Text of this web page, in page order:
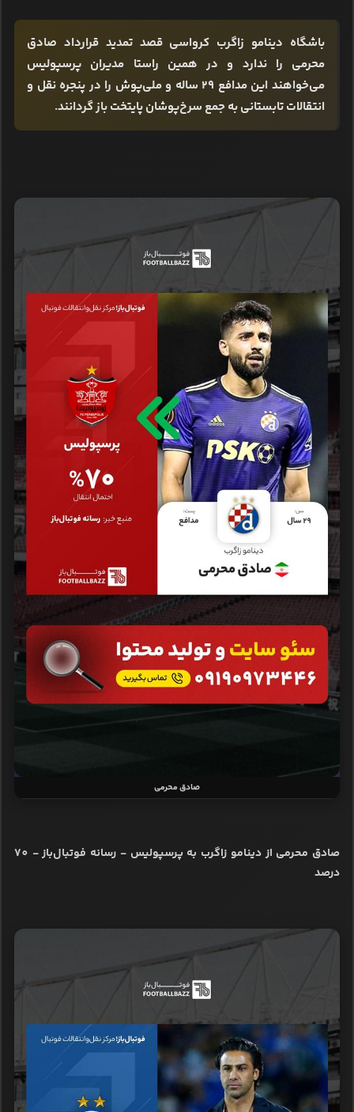
باشگاه دینامو زاگرب کرواسی قصد تمدید قرارداد صادق
محرمی را ندارد و در همین راستا مدیران پرسپولیس
می‌خواهند این مدافع 29 ساله و ملی‌پوش را در پنجره نقل و
انتقالات تابستانی به جمع سرخ‌پوشان پایتخت باز گردانند.
صادق محرمی
صادق محرمی از دینامو زاگرب به پرسپولیس - رسانه فوتبال‌باز - 70
درصد